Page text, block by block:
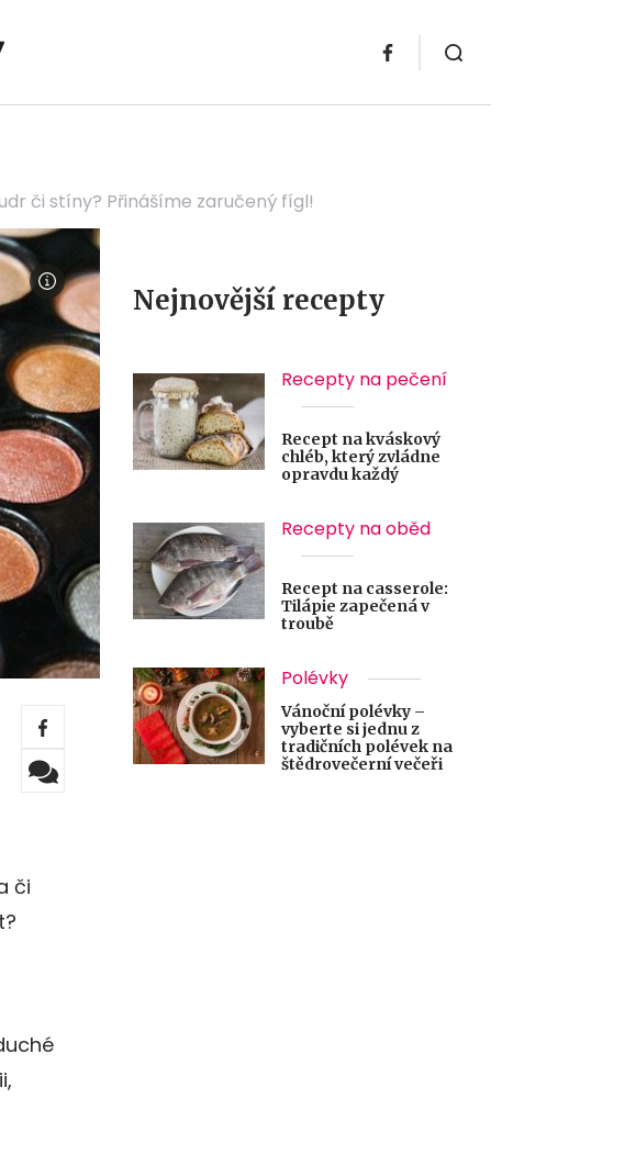
či stíny? Přinášíme zaručený fígl!
či
Nejnovější recepty
Recepty na pečení
Recept na kváskový
chléb, který zvládne
opravdu každý
Recepty na oběd
Recept na casserole:
Tilápie zapečená v
troubě
Polévky
Vánoční polévky –
vyberte si jednu z
tradičních polévek na
štědrovečerní večeři